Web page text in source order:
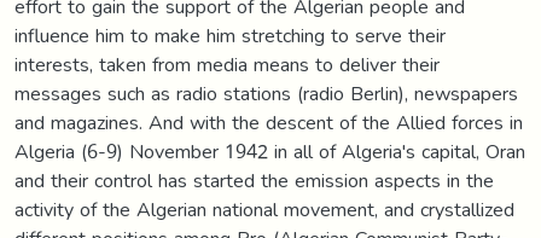
influence him to make him stretching to serve their
interests, taken from media means to deliver their
messages such as radio stations (radio Berlin), newspapers
and magazines. And with the descent of the Allied forces in
Algeria (6-9) November 1942 in all of Algeria's capital, Oran
and their control has started the emission aspects in the
activity of the Algerian national movement, and crystallized